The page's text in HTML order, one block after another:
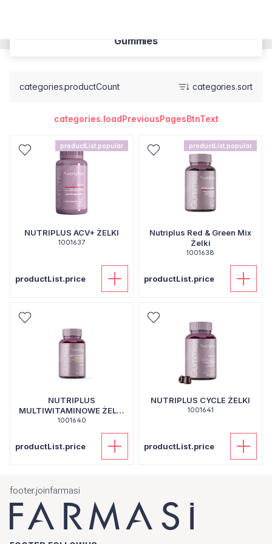
Gummies
categories.productCount categories.sort
categories.loadPreviousPagesBtnText
productList.popular
NUTRIPLUS ACV+ ŻELKI
1001637
productList.price
productList.popular
Nutriplus Red & Green Mix
Żelki
1001638
productList.price
NUTRIPLUS
MULTIWITAMINOWE ŻELKI
DLA DZIECI
1001640
productList.price
NUTRIPLUS CYCLE ŻELKI
1001641
productList.price
footer.joinfarmasi